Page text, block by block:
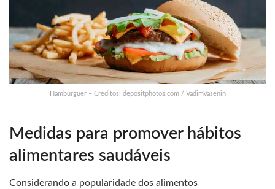
Hambúrguer – Créditos: depositphotos.com / VadimVasenin
Medidas para promover hábitos
alimentares saudáveis
Considerando a popularidade dos alimentos